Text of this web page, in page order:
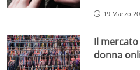
19 Marzo
Il
donna